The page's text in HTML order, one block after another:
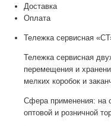
Доставка
Оплата
Тележка сервисная
Тележка сервисная
перемещения и
мелких коробок и
Сфера применения: на
оптовой и розничной